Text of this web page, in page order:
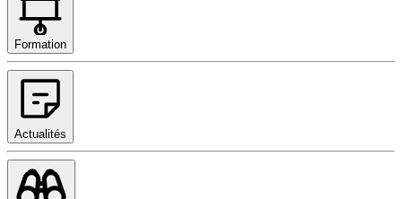
Formation
Actualités